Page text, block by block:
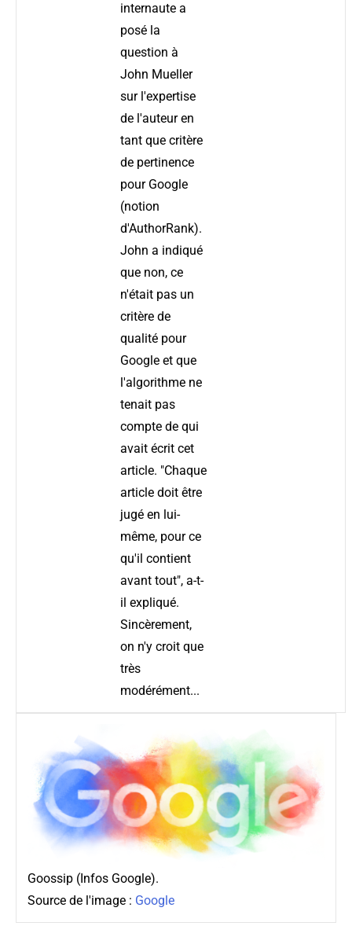
internaute a
posé la
question à
John Mueller
sur l'expertise
de l'auteur en
tant que critère
de pertinence
pour Google
(notion
d'AuthorRank).
John a indiqué
que non, ce
n'était pas un
critère de
qualité pour
Google et que
l'algorithme ne
tenait pas
compte de qui
avait écrit cet
article. "Chaque
article doit être
jugé en lui-
même, pour ce
qu'il contient
avant tout", a-t-
il expliqué.
Sincèrement,
on n'y croit que
très
modérément...
Goossip (Infos Google).
Source de l'image : Google